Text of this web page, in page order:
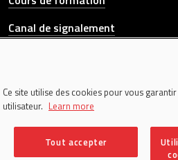
Canal de signalement
© 2026 Donati Sollevamenti S.r.l.
00195340120
Colophon
Ce site utilise des cookies pour vous
utilisateur. Learn more
Tout accepter